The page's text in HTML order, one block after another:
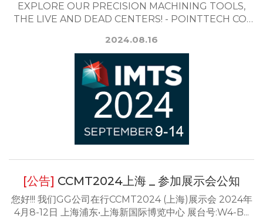
EXPLORE OUR PRECISION MACHINING TOOLS,
THE LIVE AND DEAD CENTERS! - POINTTECH CO.,
2024.08.16
CCMT2024上海 _ 参加展示会公知
您好!!! 我们GG公司在行CCMT2024 (上海)展示会 2024年
4月8-12日 上海浦东•上海新国际博览中心 展台号:W4-B...